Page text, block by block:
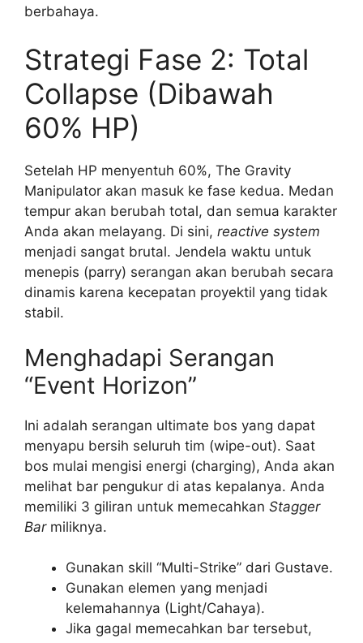
berbahaya.
Strategi Fase 2: Total
Collapse (Dibawah
60% HP)
Setelah HP menyentuh 60%, The Gravity
Manipulator akan masuk ke fase kedua. Medan
tempur akan berubah total, dan semua karakter
Anda akan melayang. Di sini, reactive system
menjadi sangat brutal. Jendela waktu untuk
menepis (parry) serangan akan berubah secara
dinamis karena kecepatan proyektil yang tidak
stabil.
Menghadapi Serangan
“Event Horizon”
Ini adalah serangan ultimate bos yang dapat
menyapu bersih seluruh tim (wipe-out). Saat
bos mulai mengisi energi (charging), Anda akan
melihat bar pengukur di atas kepalanya. Anda
memiliki 3 giliran untuk memecahkan Stagger
Barmiliknya.
Gunakan skill “Multi-Strike” dari Gustave.
Gunakan elemen yang menjadi
kelemahannya (Light/Cahaya).
Jika gagal memecahkan bar tersebut,